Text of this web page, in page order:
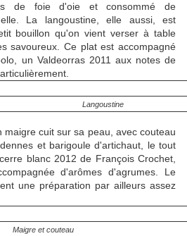
de foie d'oie et consommé de
La langoustine, elle aussi, est
bouillon qu'on vient verser à table
savoureux. Ce plat est accompagné
un Valdeorras 2011 aux notes de
Langoustine
maigre cuit sur sa peau, avec couteau
et barigoule d'artichaut, le tout
blanc 2012 de François Crochet,
d'arômes d'agrumes. Le
une préparation par ailleurs assez
Maigre et couteau